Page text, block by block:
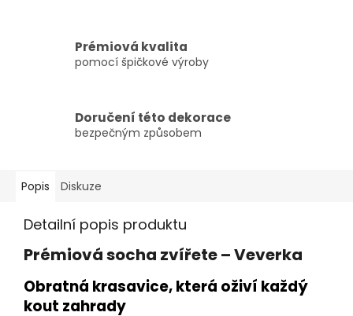
Prémiová kvalita
pomocí špičkové výroby
Doručení této dekorace
bezpečným způsobem
Popis Diskuze
Detailní popis produktu
Prémiová socha zvířete – Veverka
Obratná krasavice, která oživí každý
kout zahrady